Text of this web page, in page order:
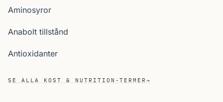
Aminosyror
Anabolt tillstånd
Antioxidanter
SE ALLA KOST & NUTRITION-TERMER→